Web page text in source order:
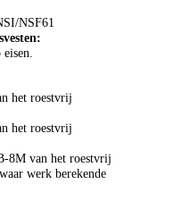
NSF61
het roestvrij
het roestvrij
8M van het roestvrij
werk berekende